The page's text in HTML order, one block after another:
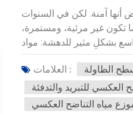
أنها آمنة. لكن في السنوات
تكون غير مرئية، ومستمرة،
العلامات : الطاولة
العكسي للتبريد والتدفئة